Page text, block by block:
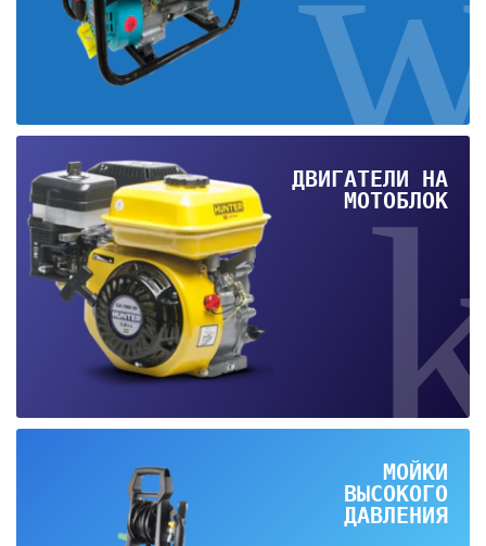
ДВИГАТЕЛИ НА
МОТОБЛОК
МОЙКИ
ВЫСОКОГО
ДАВЛЕНИЯ